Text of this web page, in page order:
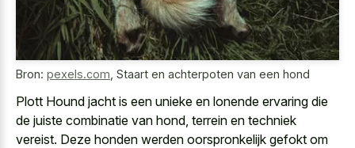
Bron: pexels.com Staart en achterpoten van een hond
Plott Hound jacht is een unieke en lonende ervaring die
de juiste combinatie van hond, terrein en techniek
vereist. Deze honden werden oorspronkelijk gefokt om